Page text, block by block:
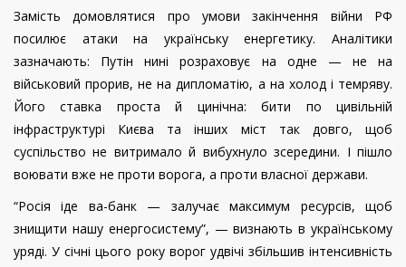
Замість домовлятися про умови закінчення війни РФ
посилює атаки на українську енергетику. Аналітики
зазначають: Путін нині розраховує на одне — не на
військовий прорив, не на дипломатію, а на холод і темряву.
Його ставка проста й цинічна: бити по цивільній
інфраструктурі Києва та інших міст так довго, щоб
суспільство не витримало й вибухнуло зсередини. І пішло
воювати вже не проти ворога, а проти власної держави.
“Росія іде ва-банк — залучає максимум ресурсів, щоб
знищити нашу енергосистему”, — визнають в українському
уряді. У січні цього року ворог удвічі збільшив інтенсивність